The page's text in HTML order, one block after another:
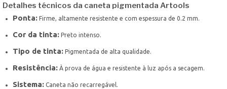
Detalhes técnicos da caneta pigmentada Artools
Ponta: Firme, altamente resistente e com espessura de 0.2 mm.
Cor da tinta: Preto intenso.
Tipo de tinta: Pigmentada de alta qualidade.
Resistência: À prova de água e resistente à luz após a secagem.
Sistema: Caneta não recarregável.